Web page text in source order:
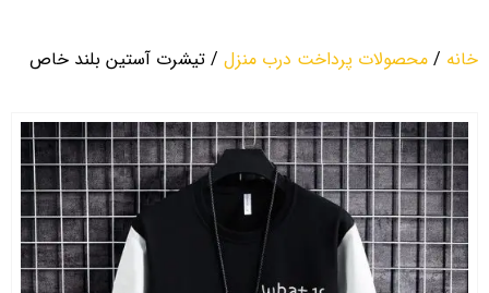
خانه / محصولات پرداخت درب منزل / تیشرت آستین بلند خاص